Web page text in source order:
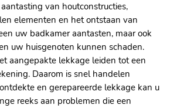
van houtconstructies,
elementen en het ontstaan van
uw badkamer aantasten, maar ook
uw huisgenoten kunnen schaden.
aangepakte lekkage leiden tot een
Daarom is snel handelen
en gerepareerde lekkage kan u
reeks aan problemen die een